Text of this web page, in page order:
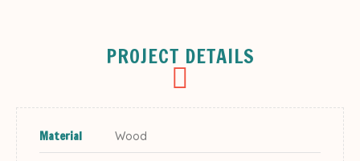
PROJECT DETAILS
Material Wood